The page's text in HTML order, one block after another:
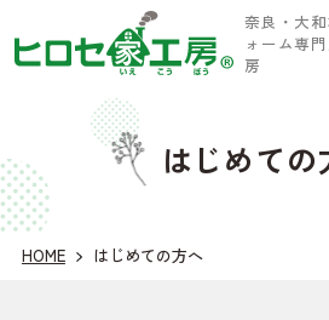
奈良・大
ォーム専
房
はじめての
HOME はじめての方へ